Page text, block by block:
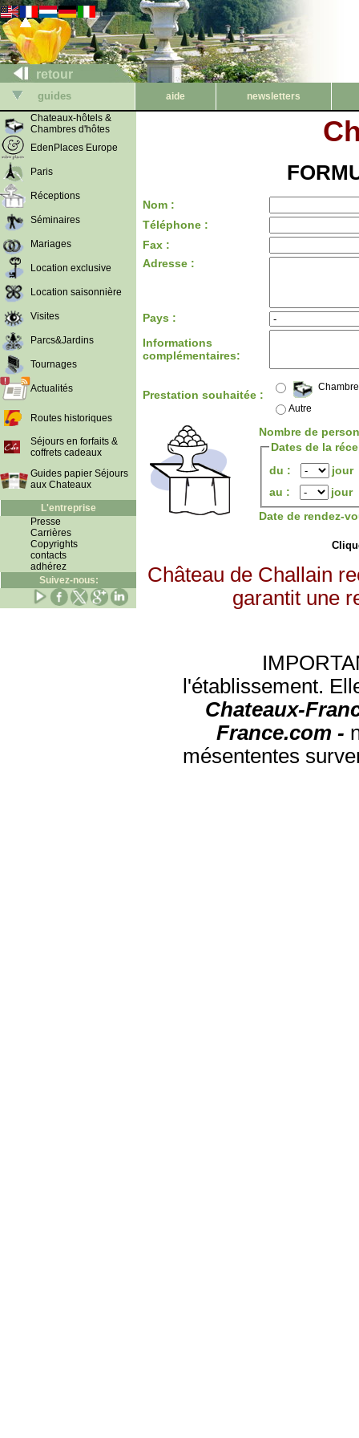
retour
guides aide
newsletters
Chateaux-hôtels &
Chambres d'hôtes
EdenPlaces Europe
Paris
Réceptions
Séminaires
Mariages
Location exclusive
Location saisonnière
Visites
Parcs&Jardins
Tournages
Actualités
Routes historiques
Séjours en forfaits &
coffrets cadeaux
Guides papier Séjours
aux Chateaux
L'entreprise
Presse
Carrières
Copyrights
contacts
adhérez
Suivez-nous:
Nom :
Téléphone :
Fax :
Adresse :
Pays :
Informations
complémentaires:
Prestation souhaitée :
Autre
Nombre de
Dates de la
du :
jour
au :
jour
Date de rendez-
Château de Challain
garantit une
l'établissement.
Chateaux-
France.com -
mésententes